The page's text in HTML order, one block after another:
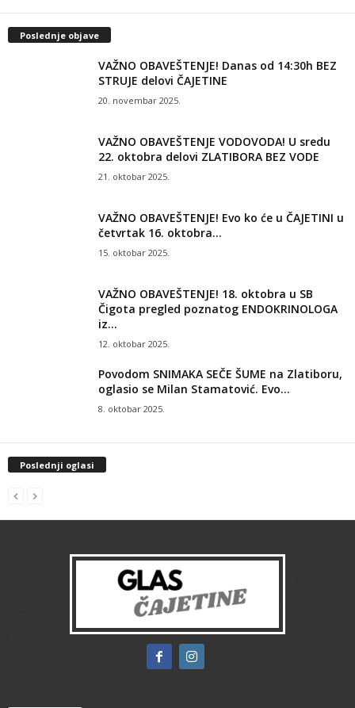
Poslednje objave
VAŽNO OBAVEŠTENJE! Danas od 14:30h BEZ
STRUJE delovi ČAJETINE
20. novembar 2025.
VAŽNO OBAVEŠTENJE VODOVODA! U sredu
22. oktobra delovi ZLATIBORA BEZ VODE
21. oktobar 2025.
VAŽNO OBAVEŠTENJE! Evo ko će u ČAJETINI u
četvrtak 16. oktobra...
15. oktobar 2025.
VAŽNO OBAVEŠTENJE! 18. oktobra u SB
Čigota pregled poznatog ENDOKRINOLOGA
iz...
12. oktobar 2025.
Povodom SNIMAKA SEČE ŠUME na Zlatiboru,
oglasio se Milan Stamatović. Evo...
8. oktobar 2025.
Poslednji oglasi